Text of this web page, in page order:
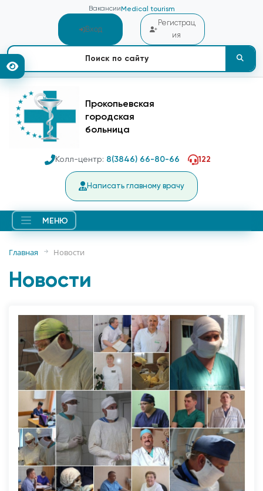
Вакансии Medical tourism
Вход
Регистрац
ия
Прокопьевская
городская
больница
Колл-центр: 8(3846) 66-80-66 122
Написать главному врачу
МЕНЮ
Главная Новости
Новости